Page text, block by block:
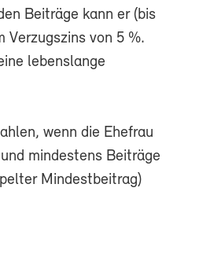
Beiträge kann er (bis
Verzugszins von 5 %.
lebenslange
wenn die Ehefrau
mindestens Beiträge
Mindestbeitrag)